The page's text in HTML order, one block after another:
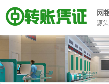
网
源